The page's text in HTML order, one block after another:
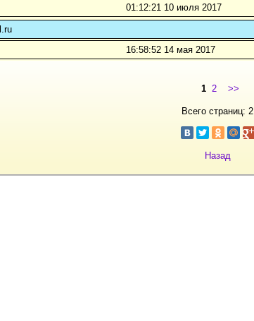
01:12:21 10 июля 2017
16:58:52 14 мая 2017
1 2 >>
Всего страниц: 2
Назад